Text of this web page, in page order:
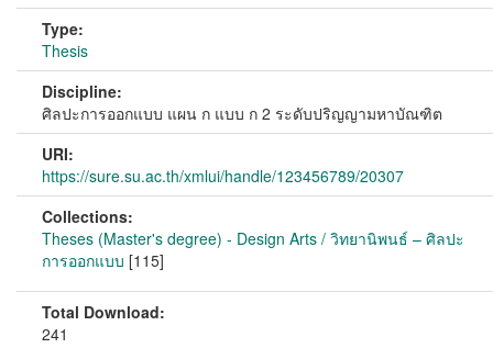
Type:
Thesis
Discipline:
ศิลปะการออกแบบ แผน ก แบบ ก 2 ระดับปริญญามหาบัณฑิต
URI:
https://sure.su.ac.th/xmlui/handle/123456789/20307
Collections:
Theses (Master's degree) - Design Arts / วิทยานิพนธ์ – ศิลปะ
การออกแบบ [115]
Total Download:
241